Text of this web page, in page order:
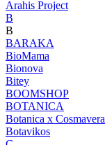
Arahis Project
B
B
BARAKA
BioMama
Bionova
Bitey
BOOMSHOP
BOTANICA
Botanica х Cosmavera
Botavikos